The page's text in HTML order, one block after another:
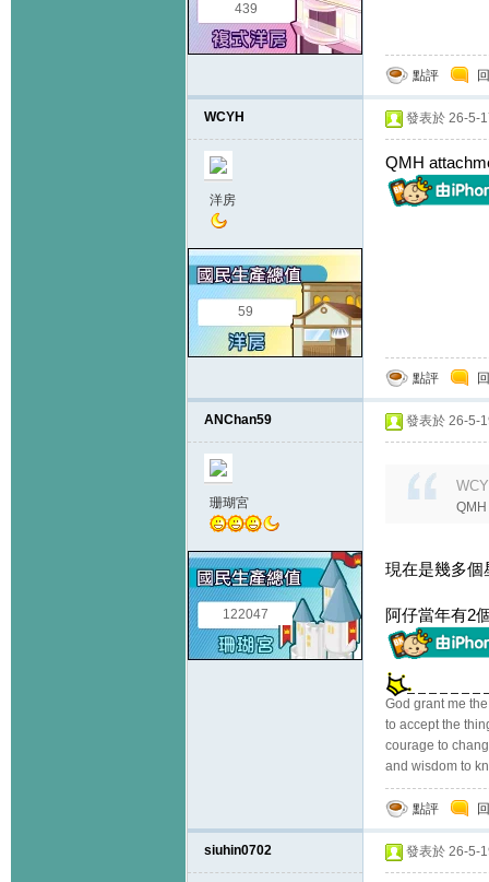
439
點評
WCYH
洋房
59
發表於 26-5-
QMH
點評
ANChan59
珊瑚宮
122047
發表於 26-5-
現在是幾多個
阿仔當年有2
God grant me
to accept the
courage to
and wisdom to
點評
siuhin0702 發表於 26-5-